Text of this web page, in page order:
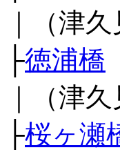
｜（津
├徳浦橋
｜（津
├桜ヶ瀬